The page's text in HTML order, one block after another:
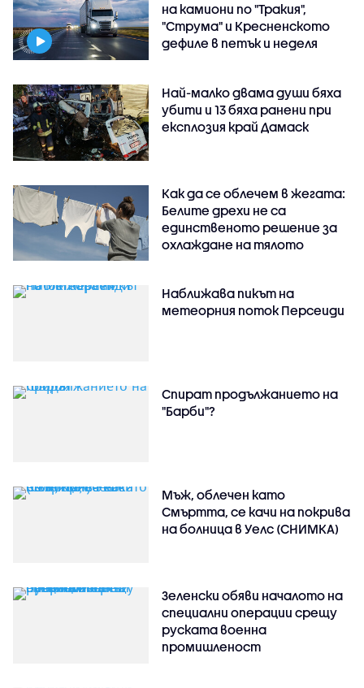
на камиони по "Тракия",
"Струма" и Кресненското
дефиле в петък и неделя
Най-малко двама души бяха
убити и 13 бяха ранени при
експлозия край Дамаск
Как да се облечем в жегата:
Белите дрехи не са
единственото решение за
охлаждане на тялото
Наближава пикът на
метеорния поток Персеиди
Спират продължанието на
"Барби"?
Мъж, облечен като
Смъртта, се качи на покрива
на болница в Уелс (СНИМКА)
Зеленски обяви началото на
специални операции срещу
руската военна
промишленост